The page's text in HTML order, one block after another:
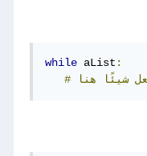
while aList :
#
شيئًا هنا